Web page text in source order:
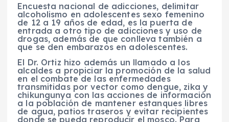
Encuesta nacional de adicciones, delimitar
alcoholismo en adolescentes sexo femenino
de 12 a 19 años de edad, es la puerta de
entrada a otro tipo de adicciones y uso de
drogas, además de que conlleva también a
que se den embarazos en adolescentes.
El Dr. Ortiz hizo además un llamado a los
alcaldes a propiciar la promoción de la salud
en el combate de las enfermedades
transmitidas por vector como dengue, zika y
chikungunya con las acciones de información
a la población de mantener estanques libres
de agua, patios traseros y evitar recipientes
donde se pueda reproducir el mosco. Para